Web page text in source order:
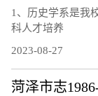
1、历史学系是我
科人才培养
2023-08-27